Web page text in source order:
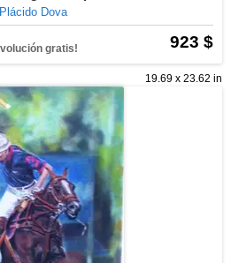
Plácido Dova
923 $
gratis!
19.69 x 23.62 in